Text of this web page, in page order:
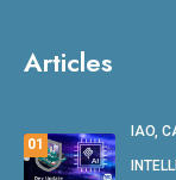
Articles
01
IAO,